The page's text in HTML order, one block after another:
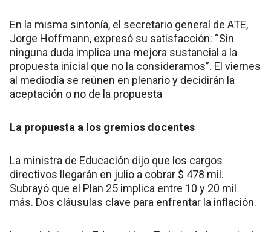
En la misma sintonía, el secretario general de ATE,
Jorge Hoffmann, expresó su satisfacción: “Sin
ninguna duda implica una mejora sustancial a la
propuesta inicial que no la consideramos”. El viernes
al mediodía se reúnen en plenario y decidirán la
aceptación o no de la propuesta
La propuesta a los gremios docentes
La ministra de Educación dijo que los cargos
directivos llegarán en julio a cobrar $ 478 mil.
Subrayó que el Plan 25 implica entre 10 y 20 mil
más. Dos cláusulas clave para enfrentar la inflación.